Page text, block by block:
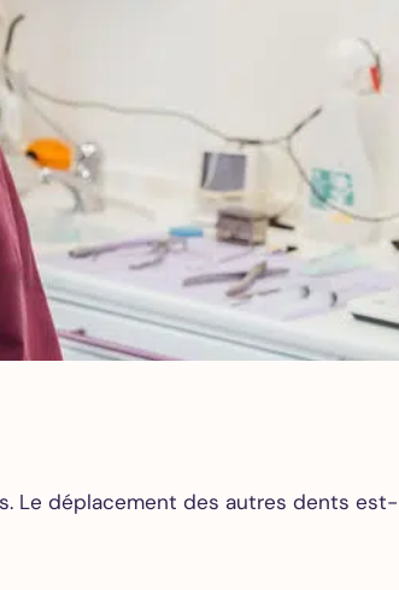
Le déplacement des autres dents